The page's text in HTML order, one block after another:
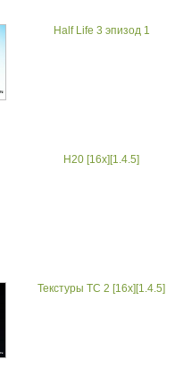
Half Life 3 эпизод 1
H20 [16x][1.4.5]
Текстуры TC 2 [16x][1.4.5]